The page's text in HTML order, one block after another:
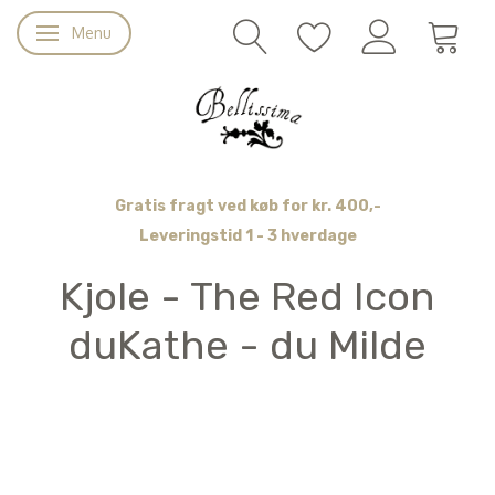
Skifte navigation
Menu
Gratis fragt ved køb for kr. 400,-
Leveringstid 1 - 3 hverdage
Kjole - The Red Icon
duKathe - du Milde